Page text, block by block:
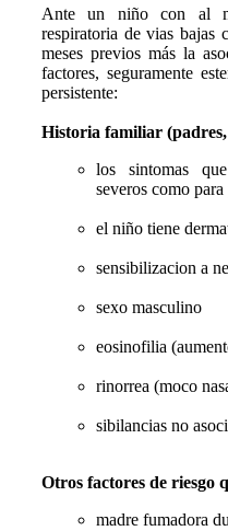
Ante un niño con al
respiratoria de vias
meses previos más la
factores, seguramente
persistente:
Historia familiar (padres,
los sintomas
severos como
el niño tiene
sensibilizacion a
sexo masculino
eosinofilia
rinorrea (moco
sibilancias no
Otros factores de riesgo
madre fumadora